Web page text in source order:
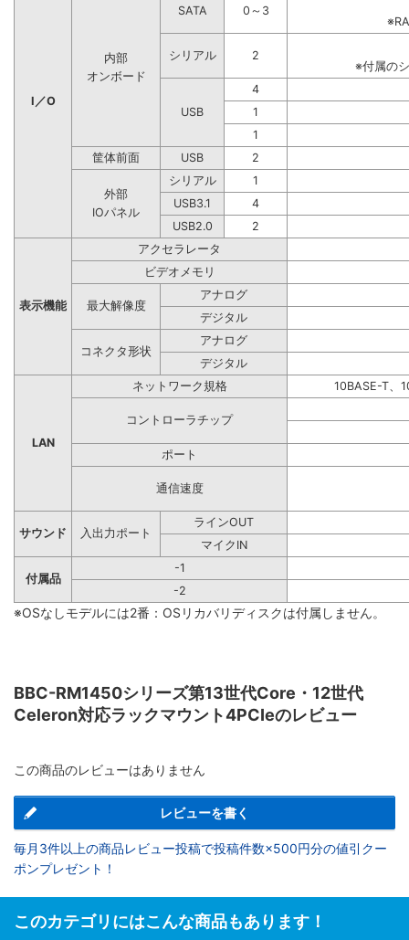
I／O
内部
オンボード
SATA
0～3
シリアル
2
※付属の
USB
4
1
1
筐体前面
USB 2
外部
IOパネル
シリアル
1
USB3.1
4
USB2.0
2
表示機能
アクセラレータ
ビデオメモリ
最大解像度
アナログ
デジタル
コネクタ形状
アナログ
デジタル
LAN
ネットワーク規格 10BASE-T、
コントローラチップ
ポート
通信速度
サウンド 入出力ポート
ラインOUT
マイクIN
付属品
-1
-2
※OSなしモデルには2番：OSリカバリディスクは付属しません。
BBC-RM1450シリーズ第13世代Core・12世代
Celeron対応ラックマウント4PCIeのレビュー
この商品のレビューはありません
レビューを書く
毎月3件以上の商品レビュー投稿で投稿件数×500円分の値引クー
ポンプレゼント！
このカテゴリにはこんな商品もあります！